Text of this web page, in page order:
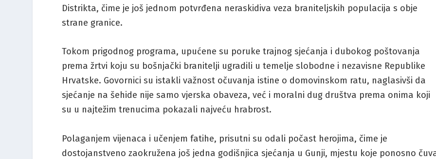
Distrikta, čime je još jednom potvrđena neraskidiva veza braniteljskih populacija s obje
strane granice.
Tokom prigodnog programa, upućene su poruke trajnog sjećanja i dubokog poštovanja
prema žrtvi koju su bošnjački branitelji ugradili u temelje slobodne i nezavisne Republike
Hrvatske. Govornici su istakli važnost očuvanja istine o domovinskom ratu, naglasivši da
sjećanje na šehide nije samo vjerska obaveza, već i moralni dug društva prema onima koji
su u najtežim trenucima pokazali najveću hrabrost.
Polaganjem vijenaca i učenjem fatihe, prisutni su odali počast herojima, čime je
dostojanstveno zaokružena još jedna godišnjica sjećanja u Gunji, mjestu koje ponosno